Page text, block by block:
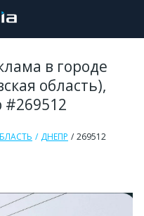
в городе
область),
#269512
ДНЕПР 269512